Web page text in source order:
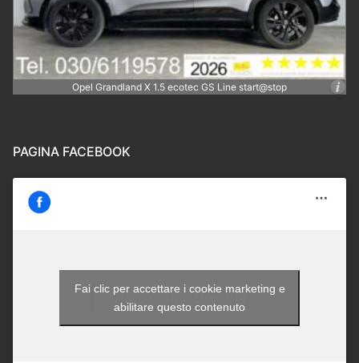
Opel Grandland X 1.5 ecotec GS Line start@stop
PAGINA FACEBOOK
Autocom - Brescia
Fai clic per accettare i cookie marketing e
abilitare questo contenuto